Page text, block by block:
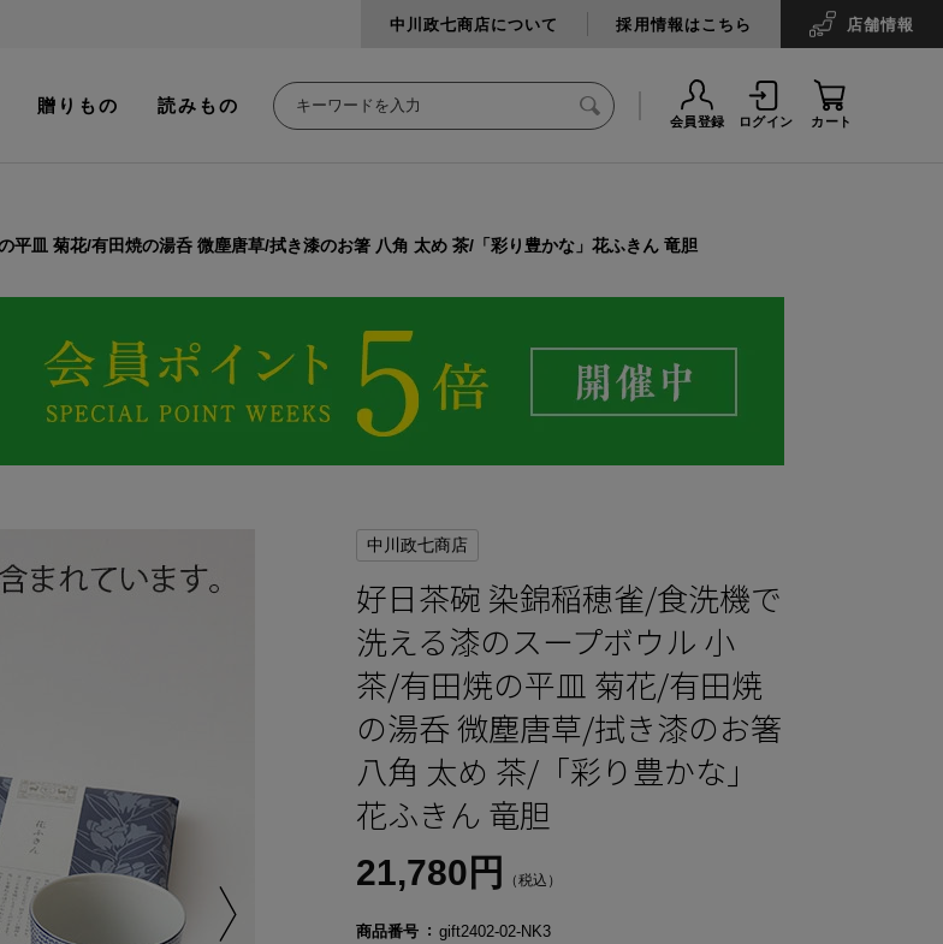
中川政七商店について 採用情報はこちら 店舗情報
贈りもの 読みもの
会員登録 ログイン カート
皿 菊花/有田焼の湯呑 微塵唐草/拭き漆のお箸 八角 太め 茶/「彩り豊かな」花ふきん 竜胆
中川政七商店
好日茶碗 染錦稲穂雀/食洗機で
洗える漆のスープボウル 小
茶/有田焼の平皿 菊花/有田焼
の湯呑 微塵唐草/拭き漆のお箸
八角 太め 茶/「彩り豊かな」
花ふきん 竜胆
21,780円 （税込）
商品番号
gift2402-02-NK3